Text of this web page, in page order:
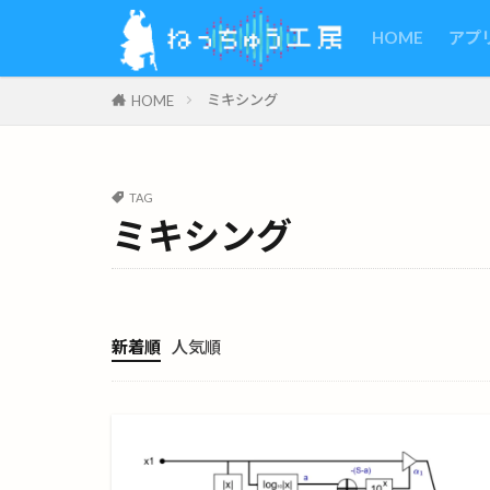
HOME アプ
HOME ミキシング
TAG
ミキシング
新着順 人気順